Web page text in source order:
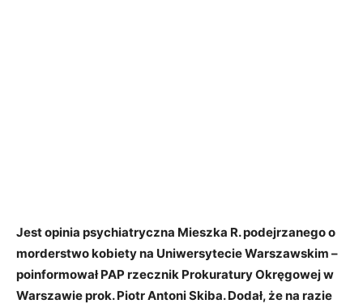
Jest opinia psychiatryczna Mieszka R. podejrzanego o
morderstwo kobiety na Uniwersytecie Warszawskim –
poinformował PAP rzecznik Prokuratury Okręgowej w
Warszawie prok. Piotr Antoni Skiba. Dodał, że na razie